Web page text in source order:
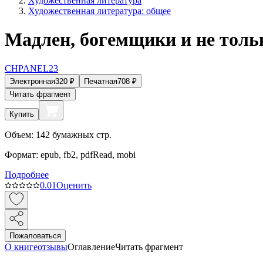
Художественная литература: общее
Мадлен, богемщики и не
CHPANEL23
Электронная320 ₽ Печатная708 ₽
Читать фрагмент
Купить
Объем: 142 бумажных стр.
Формат: epub, fb2, pdfRead, mobi
Подробнее
0.01Оценить
Пожаловаться
О книгеотзывыОглавлениеЧитать фрагмент